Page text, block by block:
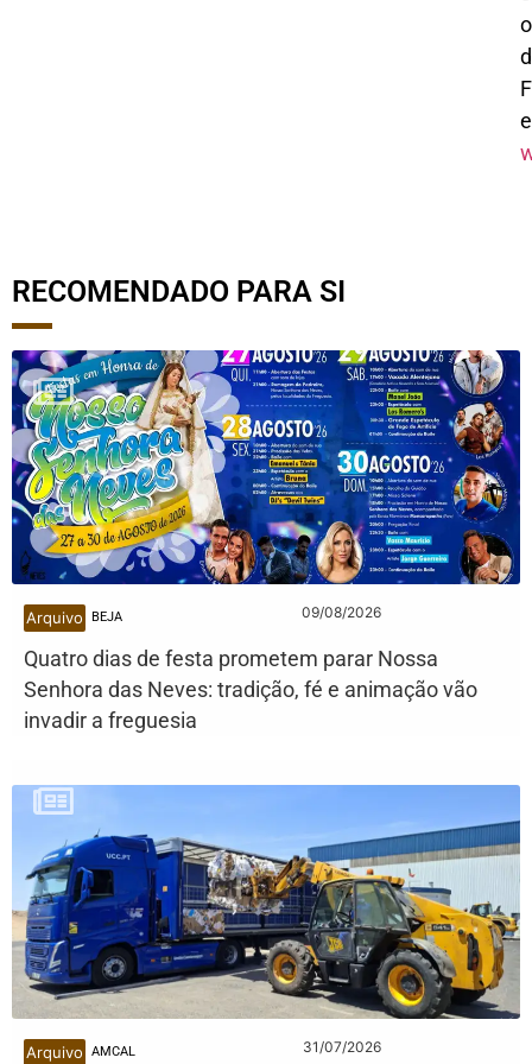
RECOMENDADO PARA SI
Arquivo BEJA 09/08/2026
Quatro dias de festa prometem parar Nossa
Senhora das Neves: tradição, fé e animação vão
invadir a freguesia
Arquivo AMCAL 31/07/2026